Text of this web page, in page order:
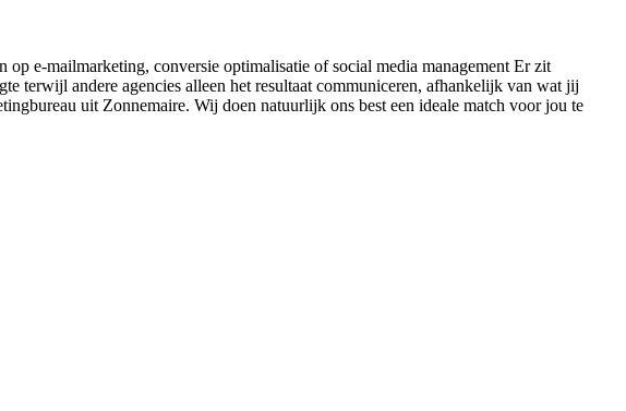
e-mailmarketing, conversie optimalisatie of social media management Er zit
terwijl andere agencies alleen het resultaat communiceren, afhankelijk van wat jij
uit Zonnemaire. Wij doen natuurlijk ons best een ideale match voor jou te